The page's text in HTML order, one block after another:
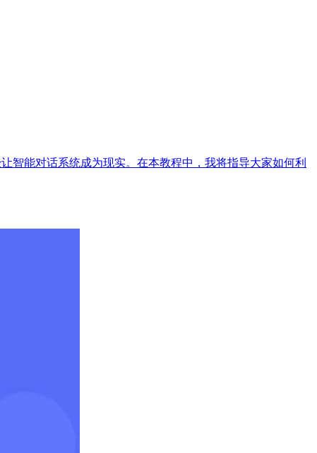
智能对话系统成为现实。在本教程中，我将指导大家如何利